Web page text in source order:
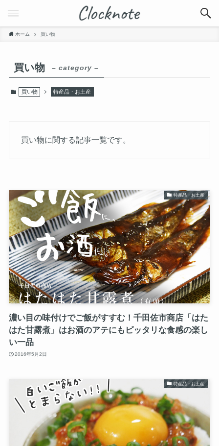
ホーム 買い物
買い物 – category –
買い物 特産品・お土産
買い物に関する記事一覧です。
特産品・お土産
濃い目の味付けでご飯がすすむ！千田佐市商店「はた
はた甘露煮」はお酒のアテにもピッタリな食感の楽し
い一品
2016年5月2日
特産品・お土産